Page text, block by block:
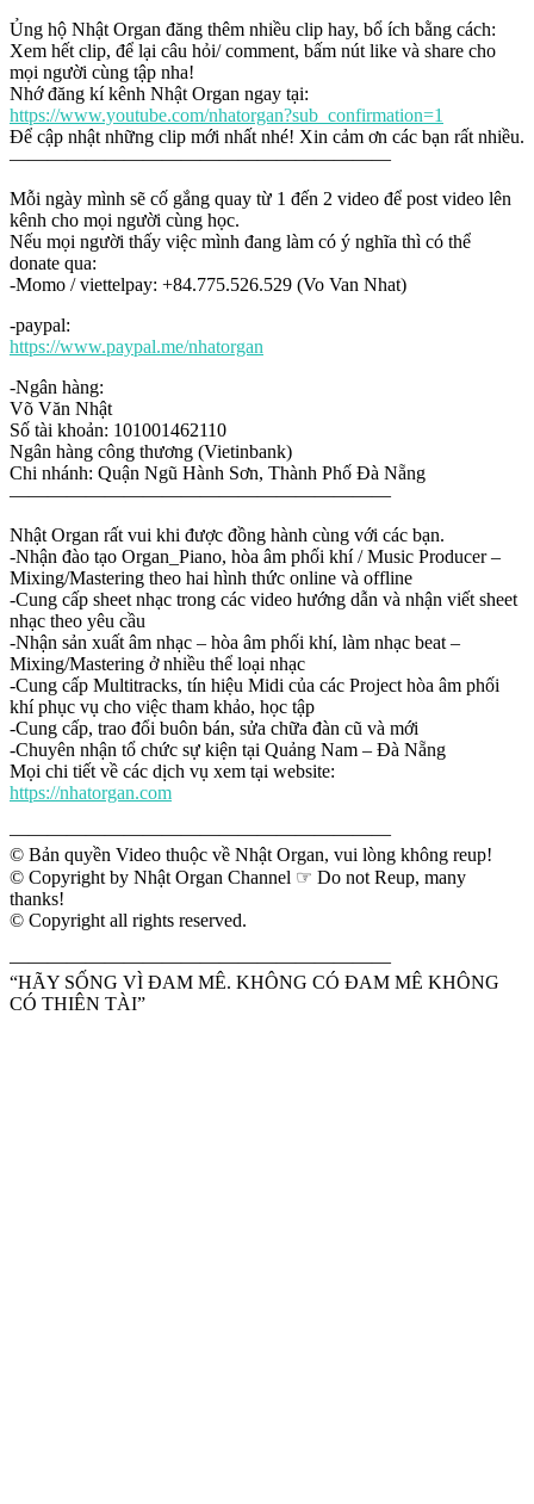
Ủng hộ Nhật Organ đăng thêm nhiều clip hay, bổ ích bằng cách:
Xem hết clip, để lại câu hỏi/ comment, bấm nút like và share cho
mọi người cùng tập nha!
Nhớ đăng kí kênh Nhật Organ ngay tại:
https://www.youtube.com/nhatorgan?sub_confirmation=1
Để cập nhật những clip mới nhất nhé! Xin cảm ơn các bạn rất nhiều.
————————————————————
Mỗi ngày mình sẽ cố gắng quay từ 1 đến 2 video để post video lên
kênh cho mọi người cùng học.
Nếu mọi người thấy việc mình đang làm có ý nghĩa thì có thể
donate qua:
-Momo / viettelpay: +84.775.526.529 (Vo Van Nhat)
-paypal:
https://www.paypal.me/nhatorgan
-Ngân hàng:
Võ Văn Nhật
Số tài khoản: 101001462110
Ngân hàng công thương (Vietinbank)
Chi nhánh: Quận Ngũ Hành Sơn, Thành Phố Đà Nẵng
————————————————————
Nhật Organ rất vui khi được đồng hành cùng với các bạn.
-Nhận đào tạo Organ_Piano, hòa âm phối khí / Music Producer –
Mixing/Mastering theo hai hình thức online và offline
-Cung cấp sheet nhạc trong các video hướng dẫn và nhận viết sheet
nhạc theo yêu cầu
-Nhận sản xuất âm nhạc – hòa âm phối khí, làm nhạc beat –
Mixing/Mastering ở nhiều thể loại nhạc
-Cung cấp Multitracks, tín hiệu Midi của các Project hòa âm phối
khí phục vụ cho việc tham khảo, học tập
-Cung cấp, trao đổi buôn bán, sửa chữa đàn cũ và mới
-Chuyên nhận tổ chức sự kiện tại Quảng Nam – Đà Nẵng
Mọi chi tiết về các dịch vụ xem tại website:
https://nhatorgan.com
————————————————————
© Bản quyền Video thuộc về Nhật Organ, vui lòng không reup!
© Copyright by Nhật Organ Channel ☞ Do not Reup, many
thanks!
© Copyright all rights reserved.
————————————————————
“HÃY SỐNG VÌ ĐAM MÊ. KHÔNG CÓ ĐAM MÊ KHÔNG
CÓ THIÊN TÀI”